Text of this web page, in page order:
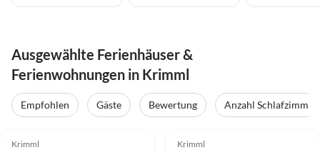
Ausgewählte Ferienhäuser &
Ferienwohnungen in Krimml
Empfohlen Gäste Bewertung
Anzahl Schlafzimmer
Krimml Krimml